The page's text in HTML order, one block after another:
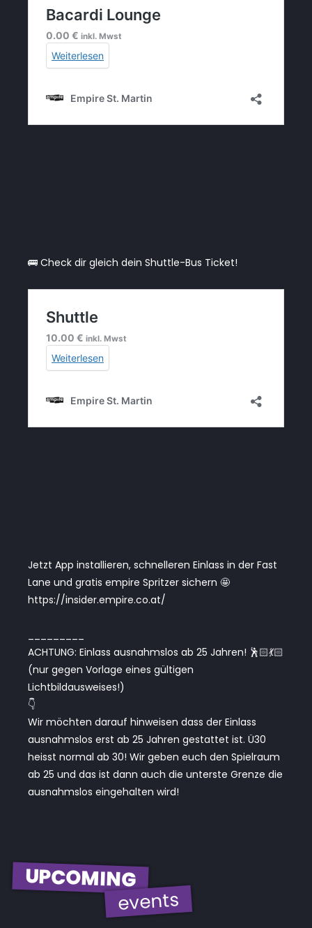
🚌 Check dir gleich dein Shuttle-Bus Ticket!
Jetzt App installieren, schnelleren Einlass in der Fast
Lane und gratis empire Spritzer sichern 🤩
https://insider.empire.co.at/
ACHTUNG: Einlass ausnahmslos ab 25 Jahren! 🕺🏻💃🏻
(nur gegen Vorlage eines gültigen
Lichtbildausweises!)
👇
Wir möchten darauf hinweisen dass der Einlass
ausnahmslos erst ab 25 Jahren gestattet ist. Ü30
heisst normal ab 30! Wir geben euch den Spielraum
ab 25 und das ist dann auch die unterste Grenze die
ausnahmslos eingehalten wird!
UPCOMING
events